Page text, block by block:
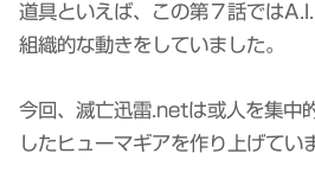
道具といえば、この第７話では
組織的な動きをしていました。
今回、滅亡迅雷.netは或人を集中
したヒューマギアを作り上げてい